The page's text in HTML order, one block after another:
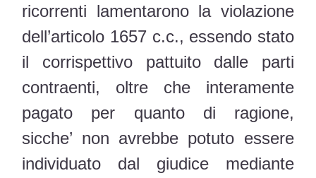
ricorrenti lamentarono la violazione
dell’articolo 1657 c.c., essendo stato
il corrispettivo pattuito dalle parti
contraenti, oltre che interamente
pagato per quanto di ragione,
sicche’ non avrebbe potuto essere
individuato dal giudice mediante